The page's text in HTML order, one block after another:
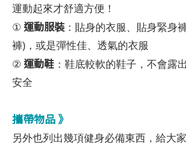
運動起來才舒適方便！
① 運動服裝 ：貼身的衣服、貼身緊身
褲)，或是彈性佳、透氣的衣服
② 運動鞋 ：鞋底較軟的鞋子，不會露
安全
攜帶物品 》
另外也列出幾項健身必備東西，給大